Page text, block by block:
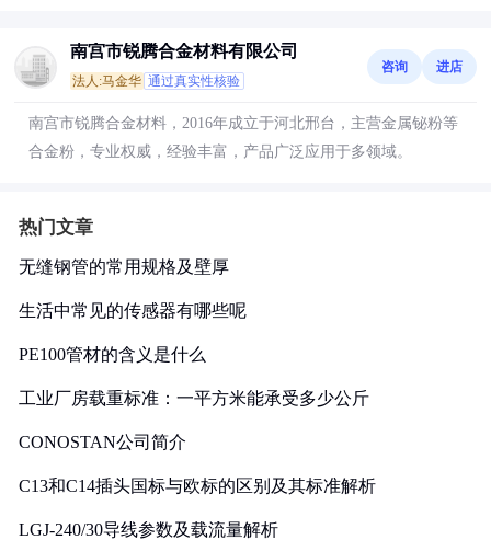
南宫市锐腾合金材料有限公司
法人:马金华 通过真实性核验
咨询 进店
南宫市锐腾合金材料，2016年成立于河北邢台，主营金属铋粉等
合金粉，专业权威，经验丰富，产品广泛应用于多领域。
热门文章
无缝钢管的常用规格及壁厚
生活中常见的传感器有哪些呢
PE100管材的含义是什么
工业厂房载重标准：一平方米能承受多少公斤
CONOSTAN公司简介
C13和C14插头国标与欧标的区别及其标准解析
LGJ-240/30导线参数及载流量解析